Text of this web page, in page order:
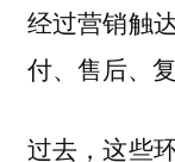
经过营销触
付、售后、
过去，这些